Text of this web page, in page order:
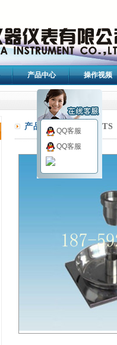
产品中心 操作视频
产品中心/PRODUCTS
QQ客服
QQ客服